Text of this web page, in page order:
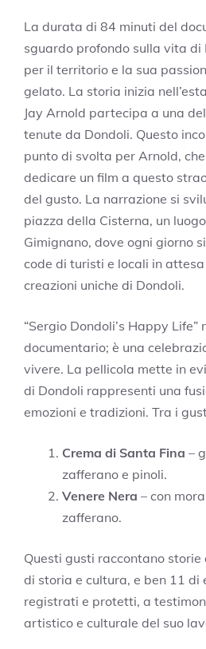
La durata di 84 minuti del
sguardo profondo sulla vita di
per il territorio e la sua
gelato. La storia inizia
Jay Arnold partecipa a una
tenute da Dondoli. Questo
punto di svolta per Arnold,
dedicare un film a questo
del gusto. La narrazione si
piazza della Cisterna, un
Gimignano, dove ogni giorno
code di turisti e locali in
creazioni uniche di Dondoli.
“Sergio Dondoli’s Happy Life”
documentario; è una
vivere. La pellicola mette in
di Dondoli rappresenti una
emozioni e tradizioni. Tra i
Crema di Santa Fina –
zafferano e pinoli.
Venere Nera – con
zafferano.
Questi gusti raccontano
di storia e cultura, e ben 11 di
registrati e protetti, a
artistico e culturale del suo